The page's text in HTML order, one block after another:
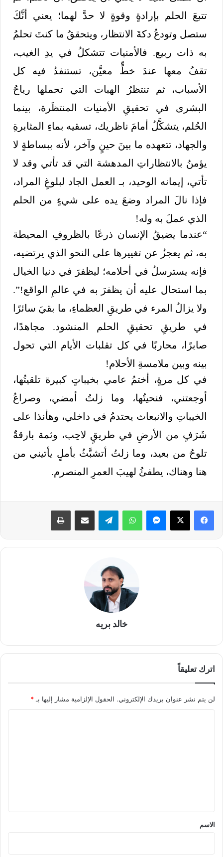
تتبعَ الحلم بإرادةٍ وقوةٍ لا حدَّ لهما؛ يعني أنَّكَ
ستصل وتودعُ دكةَ الانتظار، ويتحققُ ما كنتَ تحلمُ
به ذات ربيع. فالأمنيات تتشكلُ في يدِ الغيب،
تقفُ معها عندَ خطٍّ معيَّن، تستنفدُ فيه كل
الأسباب، ثم تنتظرُ الهبات التي تحملها رياحُ
البشرى في تحقيقِ الأمنيات المنتظَرة، بينما
الحُلم، يتشكَّلُ أمامَ ناظريك، تسقيه بماءِ المثابرةِ
والجهاد، تتعهده ما بينَ حينٍ وآخر، لأنه ببساطةٍ لا
يؤمنُ بالانتظاراتِ المدهشة التي قد تأتي وقد لا
تأتي، إيمانه الوحيد، بـ العمل الجاد لبلوغِ المراد،
فإذا نالَ المراد وضعَ يده على شيءٍ من الحلم
الذي عملَ به وله!
“عندما يضيقُ الإنسان ذرعًا بالظروفِ المحيطة
به، ثم يعجزُ عن تغييرها على النحو الذي يرتضيه،
فإنه يسترسلُ في أحلامه؛ ليظفرَ في دنيا الخيال
بما استحال عليه أن يظفرَ به في عالمِ الواقع!”.
ولا يزالُ المرء في طريقِ العظماءِ، ما بقيَ سائرًا
في طريقِ تحقيقِ الحلم المنشود. مجاهدًا،
صابرًا، محاربًا في كل تقلبات الأيام التي تحول
بينه وبين ملامسةِ الأحلام!
في كل مرةٍ، أختمُ عامي بخيباتٍ كبيرة تلقيتُها،
أوجعتني، فنحيتُها، وما زلتُ أمضي، وصراعُ
الخيباتِ والانبعاث يحتدمُ في داخلي، وهأنذا على
شَرَفٍ من الأرضِ في طريقٍ لاحِب، وثمة بارقةٌ
تلوحُ من بعيد، وما زلتُ أتشبَّثُ بأملٍ يأتيني من
هنا وهناك، يطفئُ لهيبَ العمرِ المنصرم.
خالد بريه
اترك تعليقاً
لن يتم نشر عنوان بريدك الإلكتروني. الحقول الإلزامية مشار إليها بـ*
*
الاسم